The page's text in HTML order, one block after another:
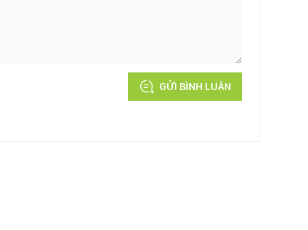
GỬI BÌNH LUẬN